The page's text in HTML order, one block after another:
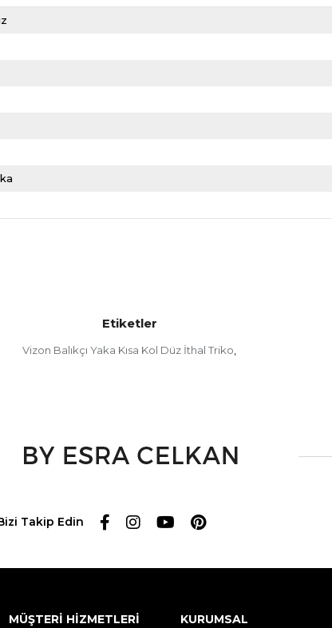
Etiketler
Vizon Balıkçı Yaka Kısa Kol Düz İthal Triko,
Takip Edin
MÜŞTERİ HİZMETLERİ KURUMSAL